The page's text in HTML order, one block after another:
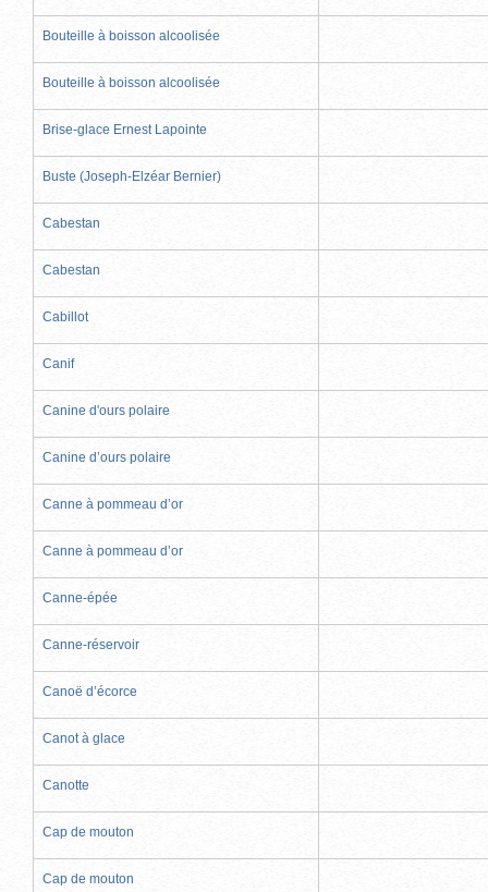
Bouteille à boisson alcoolisée
Bouteille à boisson alcoolisée
Brise-glace Ernest Lapointe
Buste (Joseph-Elzéar Bernier)
Cabestan
Cabestan
Cabillot
Canif
Canine d'ours polaire
Canine d’ours polaire
Canne à pommeau d’or
Canne à pommeau d’or
Canne-épée
Canne-réservoir
Canoë d’écorce
Canot à glace
Canotte
Cap de mouton
Cap de mouton